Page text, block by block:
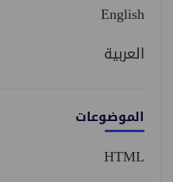
English
العربية
الموضوعات
HTML